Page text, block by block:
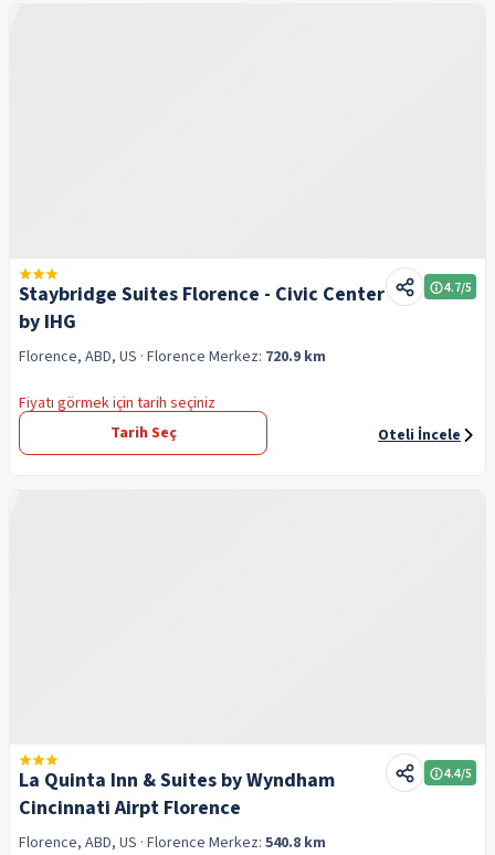
Staybridge Suites Florence - Civic Center
by IHG
4.7/5
Florence, ABD, US · Florence Merkez: 720.9 km
Fiyatı görmek için tarih seçiniz
Tarih Seç
Oteli İncele
La Quinta Inn & Suites by Wyndham
Cincinnati Airpt Florence
4.4/5
Florence, ABD, US · Florence Merkez: 540.8 km